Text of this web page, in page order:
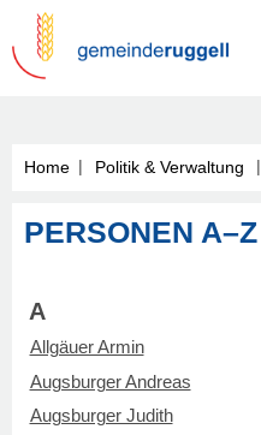
Home | Politik & Verwaltung |
PERSONEN A–Z
A
Allgäuer Armin
Augsburger Andreas
Augsburger Judith